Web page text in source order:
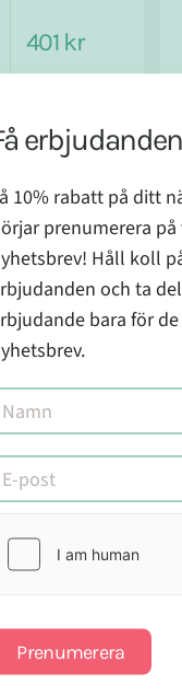
401 kr
Herba Plus
10% rabatt på ditt
prenumerera på
Håll koll
och ta
bara för
Prenumerera